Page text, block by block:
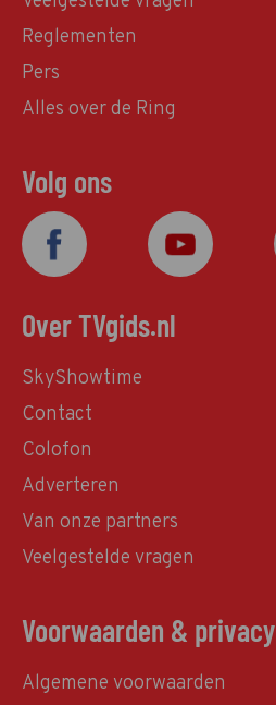
Reglementen
Pers
Alles over de Ring
Volg ons
Over TVgids.nl
SkyShowtime
Contact
Colofon
Adverteren
Van onze partners
Veelgestelde vragen
Voorwaarden & privacy
Algemene voorwaarden